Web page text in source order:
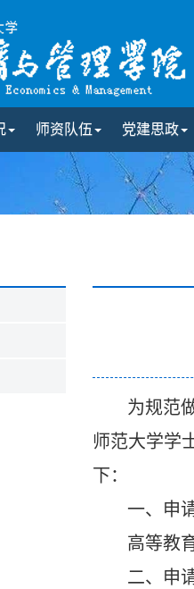
师资队伍 党建思政
为规范
师范大学学
下：
一、申
高等教
二、申